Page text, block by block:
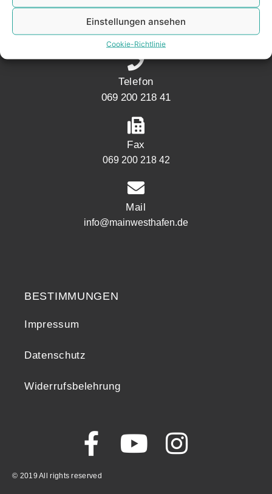
Einstellungen ansehen
Cookie-Richtlinie
Adresse
Mainwesthafen Immobilien Speicherstraße 5
60327 Frankfurt
Telefon
069 200 218 41
Fax
069 200 218 42
Mail
info@mainwesthafen.de
BESTIMMUNGEN
Impressum
Datenschutz
Widerrufsbelehrung
© 2019 All rights reserved